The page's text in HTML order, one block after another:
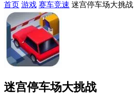
首页 游戏 赛车竞速 迷宫停车场大挑战
迷宫停车场大挑战